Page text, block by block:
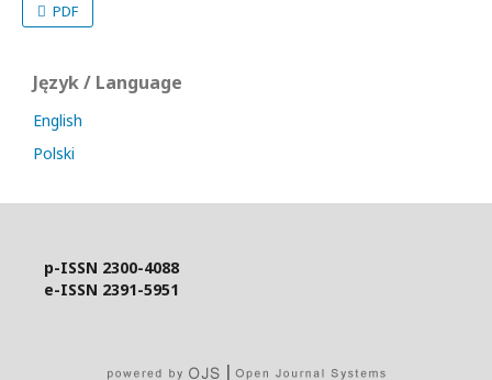
PDF
Język / Language
English
Polski
p-ISSN 2300-4088
e-ISSN 2391-5951